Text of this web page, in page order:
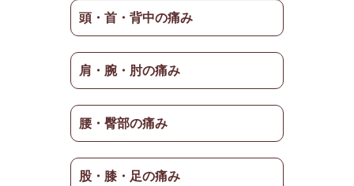
頭・首・背中の痛み
肩・腕・肘の痛み
腰・臀部の痛み
股・膝・足の痛み